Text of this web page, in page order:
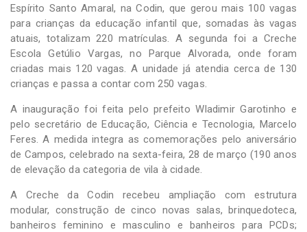
Espírito Santo Amaral, na Codin, que gerou mais 100 vagas
para crianças da educação infantil que, somadas às vagas
atuais, totalizam 220 matrículas. A segunda foi a Creche
Escola Getúlio Vargas, no Parque Alvorada, onde foram
criadas mais 120 vagas. A unidade já atendia cerca de 130
crianças e passa a contar com 250 vagas.
A inauguração foi feita pelo prefeito Wladimir Garotinho e
pelo secretário de Educação, Ciência e Tecnologia, Marcelo
Feres. A medida integra as comemorações pelo aniversário
de Campos, celebrado na sexta-feira, 28 de março (190 anos
de elevação da categoria de vila à cidade.
A Creche da Codin recebeu ampliação com estrutura
modular, construção de cinco novas salas, brinquedoteca,
banheiros feminino e masculino e banheiros para PCDs;